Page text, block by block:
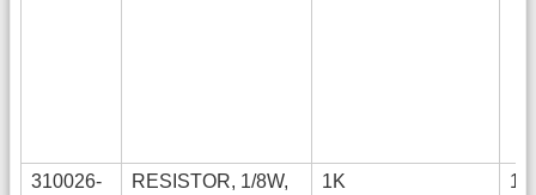
310026-
RESISTOR, 1/8W,
1K